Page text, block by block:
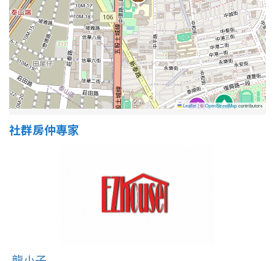
Leaflet|©OpenStreetMapcontributors
社群房仲專家